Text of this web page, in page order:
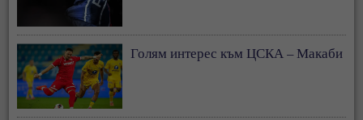
Голям интерес към ЦСКА – Макаби